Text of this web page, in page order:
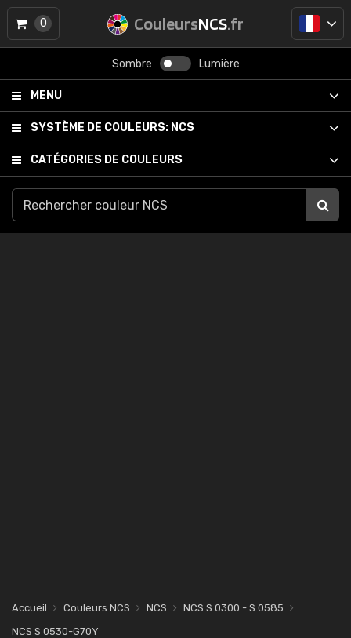
CouleursNCS.fr
Sombre Lumière
MENU
SYSTÈME DE COULEURS: NCS
CATÉGORIES DE COULEURS
0
Accueil Couleurs NCS NCS
NCS S 0300 - S 0585
NCS S 0530-G70Y